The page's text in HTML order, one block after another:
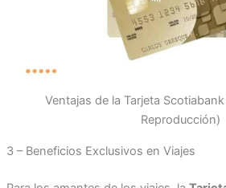
Ventajas de la Tarjeta
Reproducción)
3 – Beneficios Exclusivos en Viajes